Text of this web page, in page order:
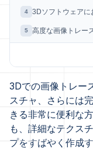
3Dでの画像トレー
スチャ、さらには
きる非常に便利な
も、詳細なテクス
プをすばやく作成
4 3Dソフトウェアに
5 高度な画像トレー